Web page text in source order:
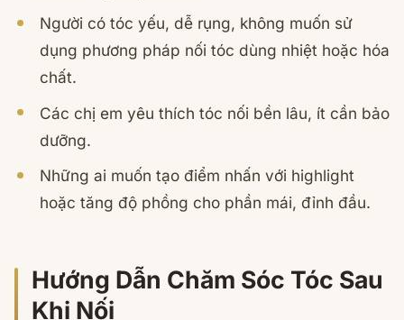
Người có tóc yếu, dễ rụng, không muốn sử
dụng phương pháp nối tóc dùng nhiệt hoặc hóa
chất.
Các chị em yêu thích tóc nối bền lâu, ít cần bảo
dưỡng.
Những ai muốn tạo điểm nhấn với highlight
hoặc tăng độ phồng cho phần mái, đỉnh đầu.
Hướng Dẫn Chăm Sóc Tóc Sau
Khi Nối